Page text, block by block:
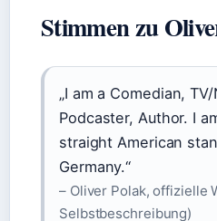
Stimmen zu
„I am a Comedian,
Podcaster, Author. I
straight American
Germany.“
– Oliver Polak, offizielle
Selbstbeschreibung)